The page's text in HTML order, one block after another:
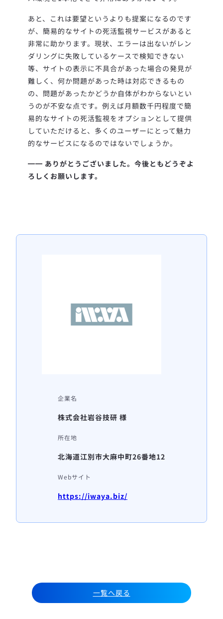
あと、これは要望というよりも提案になるのです
が、簡易的なサイトの死活監視サービスがあると
非常に助かります。現状、エラーは出ないがレン
ダリングに失敗しているケースで検知できない
等、サイトの表示に不具合があった場合の発見が
難しく、何か問題があった時は対応できるもの
の、問題があったかどうか自体がわからないとい
うのが不安な点です。例えば月額数千円程度で簡
易的なサイトの死活監視をオプションとして提供
していただけると、多くのユーザーにとって魅力
的なサービスになるのではないでしょうか。
━━ ありがとうございました。今後ともどうぞよ
ろしくお願いします。
企業名
株式会社岩谷技研 様
所在地
北海道江別市大麻中町26番地12
Webサイト
https://iwaya.biz/
一覧へ戻る